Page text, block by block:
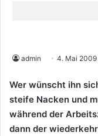
admin 4. Mai 2009
Wer wünscht ihn
steife Nacken und
während der
dann der